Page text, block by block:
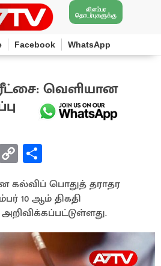
விளம்பர
தொடர்புகளுக்கு
Facebook WhatsApp
வெளியான
C
o
py
Li
n
k
h
ar
e
கல்விப் பொதுத் தராதர
10 ஆம் திகதி